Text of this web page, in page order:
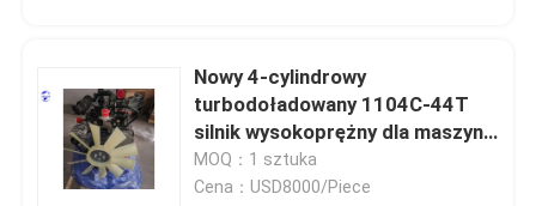
Nowy 4-cylindrowy
turbodoładowany 1104C-44T
silnik wysokoprężny dla maszyn
budowlanych Maszyny rolnicze i
zestawy generatorów
MOQ：1 sztuka
Cena：USD8000/Piece